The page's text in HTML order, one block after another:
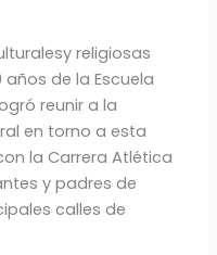
religiosas
de la Escuela
reunir a la
en torno a esta
la Carrera Atlética
y padres de
calles de